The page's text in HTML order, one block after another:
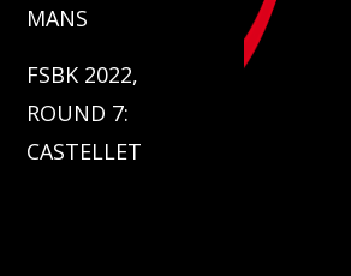
MANS
FSBK 2022,
ROUND 7:
CASTELLET